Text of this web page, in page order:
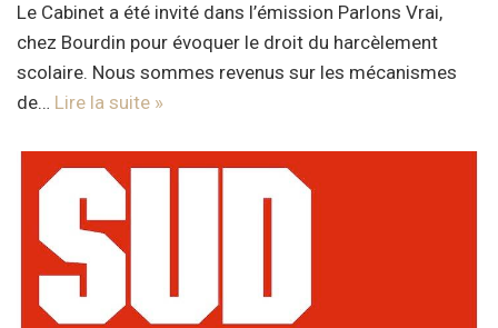
Le Cabinet a été invité dans l’émission Parlons Vrai,
chez Bourdin pour évoquer le droit du harcèlement
scolaire. Nous sommes revenus sur les mécanismes
de… Lire la suite »